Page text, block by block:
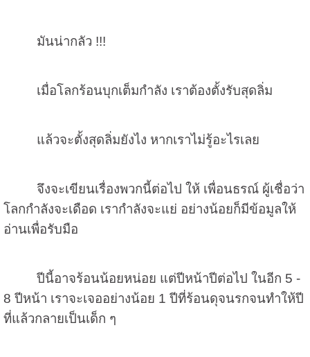
มันน่ากลัว !!!
เมื่อโลกร้อนบุกเต็มกำลัง เราต้องตั้งรับสุดลิ่ม
แล้วจะตั้งสุดลิ่มยังไง หากเราไม่รู้อะไรเลย
จึงจะเขียนเรื่องพวกนี้ต่อไป ให้ เพื่อนธรณ์ ผู้เชื่อว่า
โลกกำลังจะเดือด เรากำลังจะแย่ อย่างน้อยก็มีข้อมูลให้
อ่านเพื่อรับมือ
ปีนี้อาจร้อนน้อยหน่อย แต่ปีหน้าปีต่อไป ในอีก 5 -
8 ปีหน้า เราจะเจออย่างน้อย 1 ปีที่ร้อนดุจนรกจนทำให้ปี
ที่แล้วกลายเป็นเด็ก ๆ